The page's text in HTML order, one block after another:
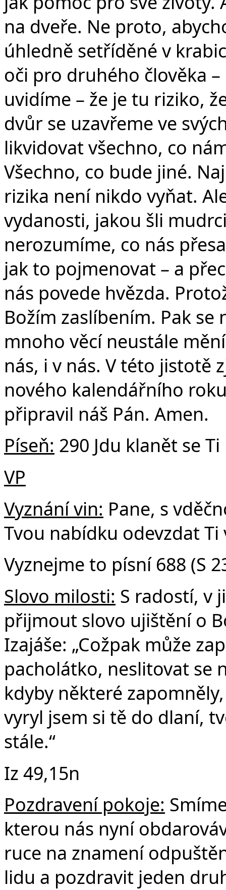
na dveře. Ne proto,
úhledně setříděné v
oči pro druhého člověka
uvidíme – že je tu riziko,
dvůr se uzavřeme ve
likvidovat všechno, co
Všechno, co bude jiné.
rizika není nikdo vyňat.
vydanosti, jakou šli
nerozumíme, co nás
jak to pojmenovat – a
nás povede hvězda.
Božím zaslíbením. Pak
mnoho věcí neustále
nás, i v nás. V této jistotě
nového kalendářního
připravil náš Pán. Amen.
Píseň: 290 Jdu klanět se
VP
Vyznání vin: Pane, s
Tvou nabídku odevzdat
Vyznejme to písní 688 (S
Slovo milosti: S radostí, v
přijmout slovo ujištění o
Izajáše: „Cožpak může
pacholátko, neslitovat se
kdyby některé
vyryl jsem si tě do dlaní,
stále.“
Iz 49,15n
Pozdravení pokoje:
kterou nás nyní
ruce na znamení
lidu a pozdravit jeden